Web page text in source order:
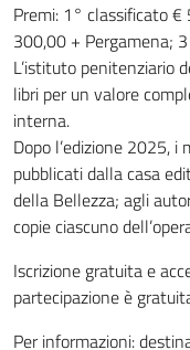
Premi: 1° classificato
300,00 + Pergamena;
L’istituto penitenziario
libri per un valore
interna.
Dopo l’edizione 2025,
pubblicati dalla casa
della Bellezza; agli
copie ciascuno
Iscrizione gratuita e
partecipazione è
Per informazioni: